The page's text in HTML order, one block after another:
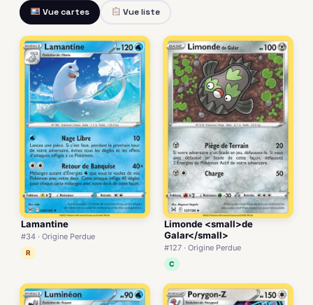
Vue cartes Vue liste
Lamantine
#34 · Origine Perdue
R
Limonde <small>de
Galar</small>
#127 · Origine Perdue
C